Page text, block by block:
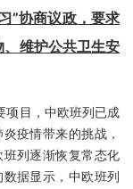
”协商议政，要求
维护公共卫生安
项目，中欧班列已成
疫情带来的挑战，
列逐渐恢复常态化
据显示，中欧班列